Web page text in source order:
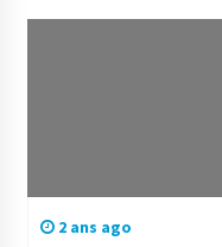
2 ans ago